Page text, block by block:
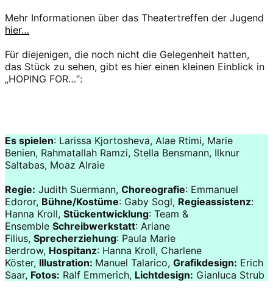
Mehr Informationen über das Theatertreffen der Jugend
hier…
Für diejenigen, die noch nicht die Gelegenheit hatten,
das Stück zu sehen, gibt es hier einen kleinen Einblick in
„HOPING FOR…“:
Es spielen: Larissa Kjortosheva, Alae Rtimi, Marie
Benien, Rahmatallah Ramzi, Stella Bensmann, Ilknur
Saltabas, Moaz Alraie
Regie: Judith Suermann, Choreografie: Emmanuel
Edoror, Bühne/Kostüme: Gaby Sogl, Regieassistenz:
Hanna Kroll, Stückentwicklung: Team &
Ensemble Schreibwerkstatt: Ariane
Filius, Sprecherziehung: Paula Marie
Berdrow, Hospitanz: Hanna Kroll, Charlene
Köster, Illustration: Manuel Talarico, Grafikdesign: Erich
Saar, Fotos: Ralf Emmerich, Lichtdesign: Gianluca Strub